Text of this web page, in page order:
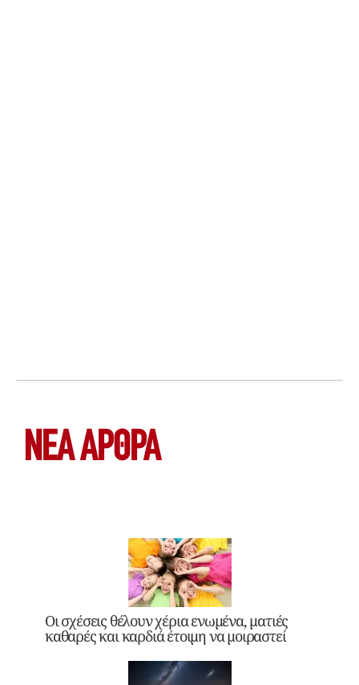
ΝΕΑ ΆΡΘΡΑ
Οι σχέσεις θέλουν χέρια ενωμένα, ματιές
καθαρές και καρδιά έτοιμη να μοιραστεί